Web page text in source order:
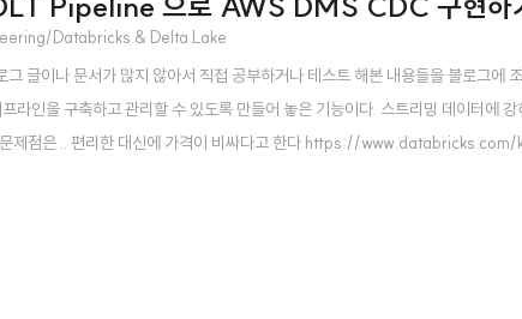
Databricks & Delta Lake
글이나 문서가 많지 않아서 직접 공부하거나 테스트 해본 내용들을 블로그
라인을 구축하고 관리할 수 있도록 만들어 놓은 기능이다. 스트리밍 데이터
. 문제점은 .. 편리한 대신에 가격이 비싸다고 한다 https://